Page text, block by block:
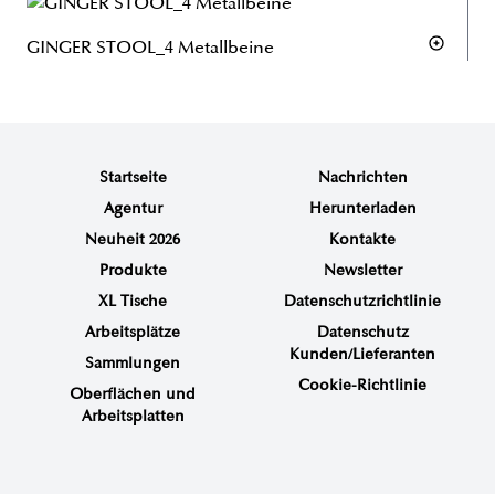
GINGER STOOL_4 Metallbeine
Startseite
Agentur
Neuheit 2026
Produkte
XL Tische
Arbeitsplätze
Sammlungen
Oberflächen und
Arbeitsplatten
Nachrichten
Herunterladen
Kontakte
Newsletter
Datenschutzrichtlinie
Datenschutz
Kunden/Lieferanten
Cookie-Richtlinie